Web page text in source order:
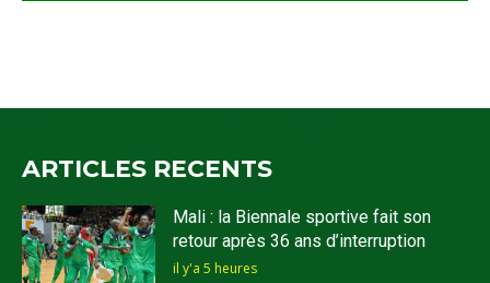
ARTICLES RECENTS
Mali : la Biennale sportive fait son
retour après 36 ans d’interruption
il y'a 5 heures